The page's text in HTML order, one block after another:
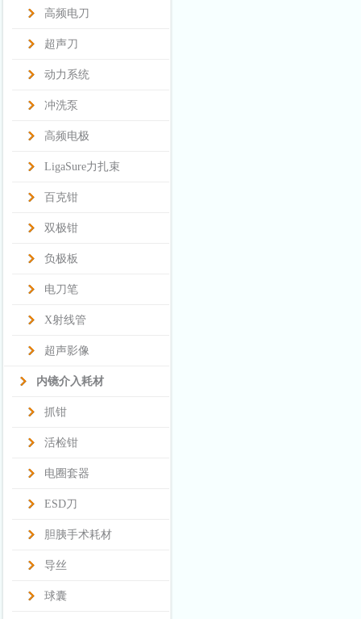
高频电刀
超声刀
动力系统
冲洗泵
高频电极
LigaSure力扎束
百克钳
双极钳
负极板
电刀笔
X射线管
超声影像
内镜介入耗材
抓钳
活检钳
电圈套器
ESD刀
胆胰手术耗材
导丝
球囊